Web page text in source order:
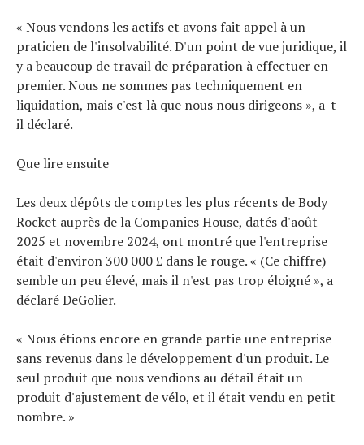
« Nous vendons les actifs et avons fait appel à un
praticien de l'insolvabilité. D'un point de vue juridique, il
y a beaucoup de travail de préparation à effectuer en
premier. Nous ne sommes pas techniquement en
liquidation, mais c'est là que nous nous dirigeons », a-t-
il déclaré.
Que lire ensuite
Les deux dépôts de comptes les plus récents de Body
Rocket auprès de la Companies House, datés d'août
2025 et novembre 2024, ont montré que l'entreprise
était d'environ 300 000 £ dans le rouge. « (Ce chiffre)
semble un peu élevé, mais il n'est pas trop éloigné », a
déclaré DeGolier.
« Nous étions encore en grande partie une entreprise
sans revenus dans le développement d'un produit. Le
seul produit que nous vendions au détail était un
produit d'ajustement de vélo, et il était vendu en petit
nombre. »